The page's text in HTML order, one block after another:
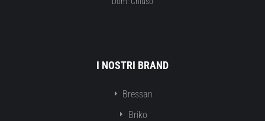
I NOSTRI BRAND
Bressan
Briko